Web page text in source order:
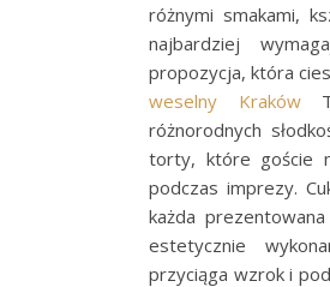
różnymi smakami,
najbardziej
propozycja, która
weselny Kraków
różnorodnych
torty, które goście
podczas imprezy.
każda
estetycznie
przyciąga wzrok i